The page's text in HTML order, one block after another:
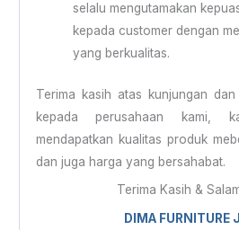
selalu mengutamakan
kepada customer dengan
yang berkualitas.
Terima kasih atas kunjungan
kepada perusahaan kami,
mendapatkan kualitas produk
dan juga harga yang bersahabat.
Terima Kasih &
DIMA FURNITURE